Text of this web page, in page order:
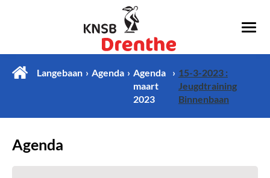
Langebaan Agenda
Agenda
maart
2023
15-3-2023 :
Jeugdtraining
Binnenbaan
Agenda